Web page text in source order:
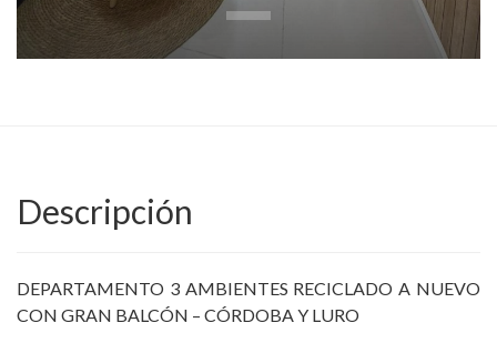
Descripción
DEPARTAMENTO 3 AMBIENTES RECICLADO A NUEVO
CON GRAN BALCÓN – CÓRDOBA Y LURO